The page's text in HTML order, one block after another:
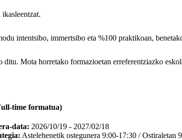
intentsibo, immertsibo eta %100 praktikoan,
ditu. Mota horretako formazioetan erreferentziazko
time formatua)
data: 2026/10/19 - 2027/02/18
Astelehenetik ostegunera 9:00-17:30 / Ostiraletan